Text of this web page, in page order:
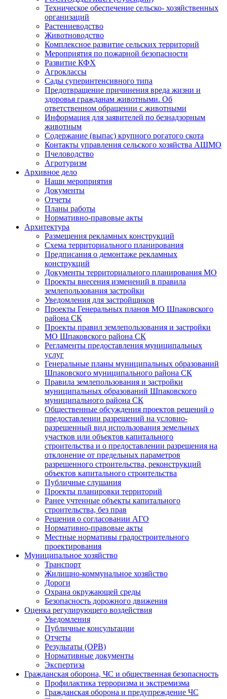
Техническое обеспечение сельско- хозяйственных
организаций
Растениеводство
Животноводство
Комплексное развитие сельских территорий
Мероприятия по пожарной безопасности
Развитие КФХ
Агроклассы
Сады суперинтенсивного типа
Предотвращение причинения вреда жизни и
здоровья гражданам животными. Об
ответственном обращении с животными
Информация для заявителей по безнадзорным
животным
Содержание (выпас) крупного рогатого скота
Контакты управления сельского хозяйства АШМО
Пчеловодство
Агротуризм
Архивное дело
Наши мероприятия
Документы
Отчеты
Планы работы
Нормативно-правовые акты
Архитектура
Размещения рекламных конструкций
Схема территориального планирования
Предписания о демонтаже рекламных
конструкций
Документы территориального планирования МО
Проекты внесения изменений в правила
землепользования застройки
Уведомления для застройщиков
Проекты Генеральных планов МО Шпаковского
района СК
Проекты правил землепользования и застройки
МО Шпаковского района СК
Регламенты предоставления муниципальных
услуг
Генеральные планы муниципальных образований
Шпаковского муниципального района СК
Правила землепользования и застройки
муниципальных образований Шпаковского
муниципального района СК
Общественные обсуждения проектов решений о
предоставлении разрешений на условно-
разрешенный вид использования земельных
участков или объектов капитального
строительства и о предоставлении разрешения на
отклонение от предельных параметров
разрешенного строительства, реконструкций
объектов капитального строительства
Публичные слушания
Проекты планировки территорий
Ранее учтенные объекты капитального
строительства, без прав
Решения о согласовании АГО
Нормативно-правовые акты
Местные нормативы градостроительного
проектирования
Муниципальное хозяйство
Транспорт
Жилищно-коммунальное хозяйство
Дороги
Охрана окружающей среды
Безопасность дорожного движения
Оценка регулирующего воздействия
Уведомления
Публичные консультации
Отчеты
Результаты (ОРВ)
Нормативные документы
Экспертиза
Гражданская оборона, ЧС и общественная безопасность
Профилактика терроризма и экстремизма
Гражданская оборона и предупреждение ЧС